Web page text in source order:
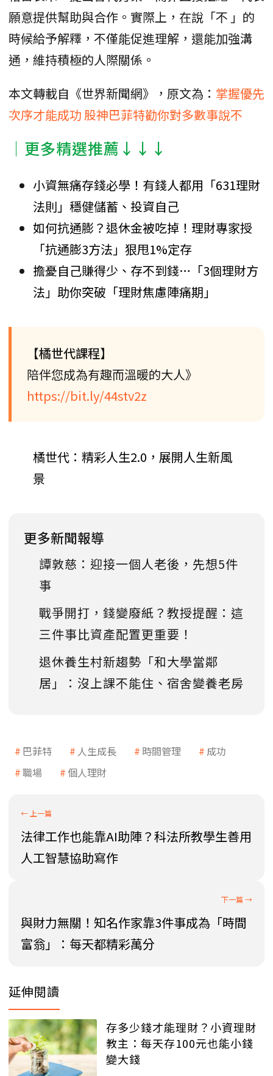
願意提供幫助與合作。實際上，在說「不 」的
時候給予解釋，不僅能促進理解，還能加強溝
通，維持積極的人際關係。
本文轉載自《世界新聞網》，原文為： 掌握優先
次序才能成功 股神巴菲特勸你對多數事說不
│更多精選推薦↓↓↓
小資無痛存錢必學！有錢人都用「631理財
法則」穩健儲蓄、投資自己
如何抗通膨？退休金被吃掉！理財專家授
「抗通膨3方法」狠甩1%定存
擔憂自己賺得少、存不到錢…「3個理財方
法」助你突破「理財焦慮陣痛期」
【橘世代課程】
陪伴您成為有趣而溫暖的大人》
https://bit.ly/44stv2z
橘世代：精彩人生2.0，展開人生新風
景
更多新聞報導
譚敦慈：迎接一個人老後，先想5件
事
戰爭開打，錢變廢紙？教授提醒：這
三件事比資產配置更重要！
退休養生村新趨勢「和大學當鄰
居」：沒上課不能住、宿舍變養老房
巴菲特 人生成長 時間管理
成功
職場
個人理財
法律工作也能靠AI助陣？科法所教學生善用
人工智慧協助寫作
與財力無關！知名作家靠3件事成為「時間
富翁」：每天都精彩萬分
延伸閱讀
存多少錢才能理財？小資理財
教主：每天存100元也能小錢
變大錢